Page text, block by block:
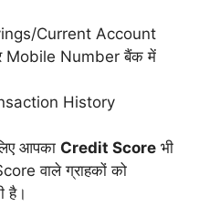
Current Account
Mobile Number बैंक में
History
आपका Credit Score भी
वाले ग्राहकों को
है।